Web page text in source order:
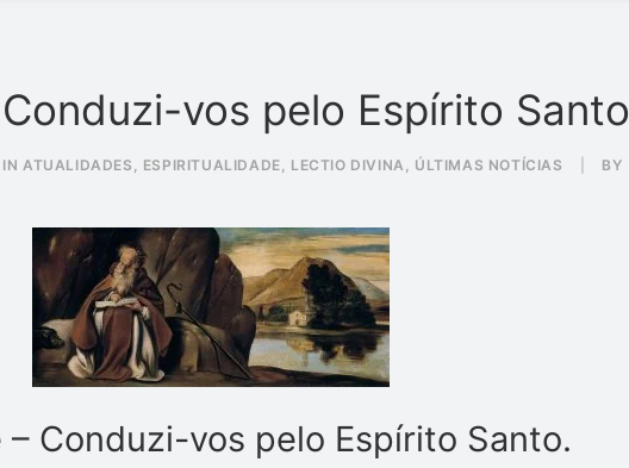
vos pelo Espírito Santo
INATUALIDADES , ESPIRITUALIDADE, LECTIO DIVINA , ÚLTIMAS NOTÍCIAS
BY
– Conduzi-vos pelo Espírito Santo.